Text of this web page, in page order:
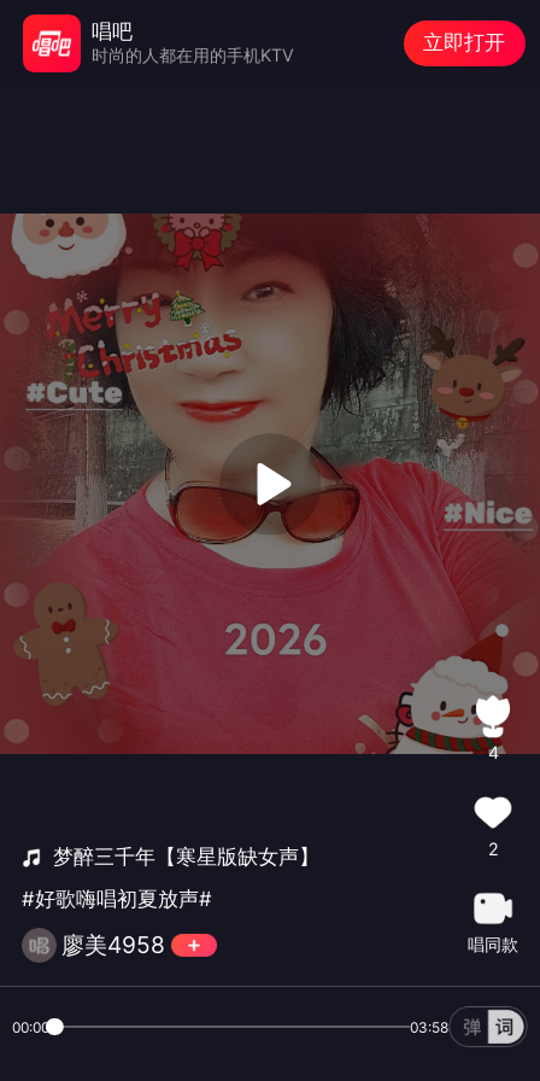
梦醉三千年【寒星版缺女声】
#好歌嗨唱初夏放声#
廖美4958
4
2
唱同款
00:00 03:58
唱吧
时尚的人都在用的手机KTV
立即打开